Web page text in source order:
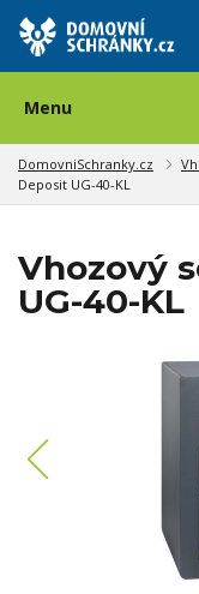
Menu
DomovniSchranky.cz
Deposit UG-40-KL
Vhozový
UG-40-KL